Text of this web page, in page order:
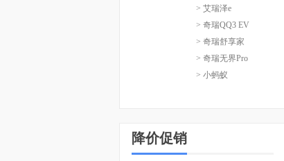
> 艾瑞泽e
> 奇瑞QQ3 EV
> 奇瑞舒享家
> 奇瑞无界Pro
> 小蚂蚁
降价促销